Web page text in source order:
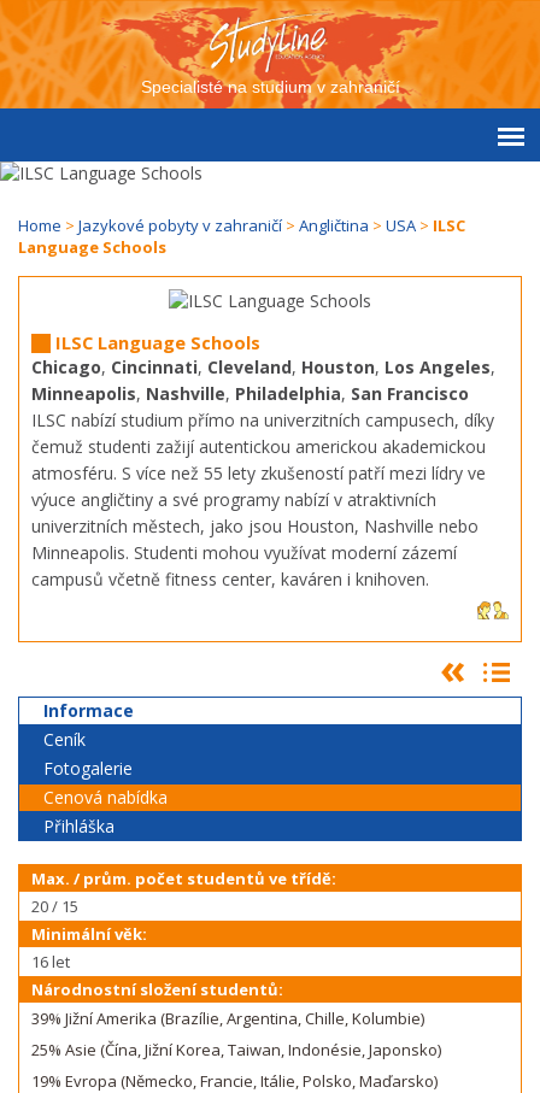
Specialisté na studium v zahraničí
Home > Jazykové pobyty v zahraničí > Angličtina > USA > ILSC
Language Schools
ILSC Language Schools
Chicago, Cincinnati, Cleveland, Houston, Los Angeles,
Minneapolis, Nashville, Philadelphia, San Francisco
ILSC nabízí studium přímo na univerzitních campusech, díky
čemuž studenti zažijí autentickou americkou akademickou
atmosféru. S více než 55 lety zkušeností patří mezi lídry ve
výuce angličtiny a své programy nabízí v atraktivních
univerzitních městech, jako jsou Houston, Nashville nebo
Minneapolis. Studenti mohou využívat moderní zázemí
campusů včetně fitness center, kaváren i knihoven.
Informace
Ceník
Fotogalerie
Cenová nabídka
Přihláška
Max. / prům. počet studentů ve třídě:
20 / 15
Minimální věk:
16 let
Národnostní složení studentů:
39% Jižní Amerika (Brazílie, Argentina, Chille, Kolumbie)
25% Asie (Čína, Jižní Korea, Taiwan, Indonésie, Japonsko)
19% Evropa (Německo, Francie, Itálie, Polsko, Maďarsko)